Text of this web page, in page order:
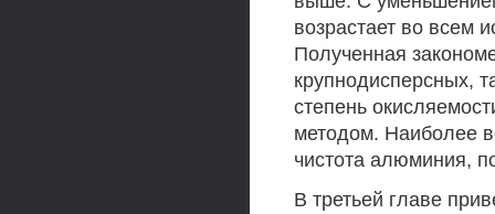
возрастает во всем
Полученная
крупнодисперсных,
степень
методом. Наиболее
чистота алюминия,
В третьей главе